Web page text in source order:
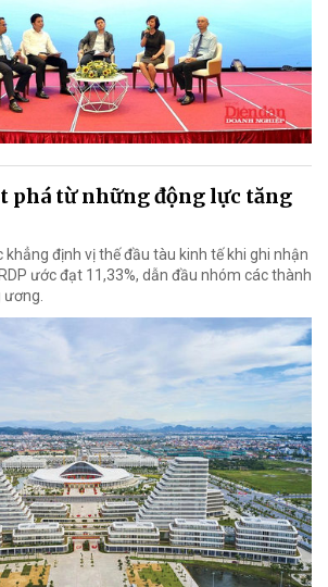
phá từ những động lực tăng
khẳng định vị thế đầu tàu kinh tế khi ghi nhận
ước đạt 11,33%, dẫn đầu nhóm các thành
ương.